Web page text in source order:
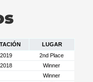
LUGAR
2019
2nd Place
2018
Winner
Winner